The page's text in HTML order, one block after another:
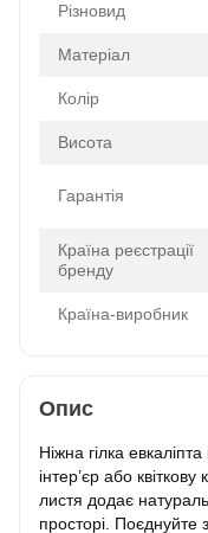
Різновид
Матеріал
Колір
Висота
Гарантія
Країна реєстрації
бренду
Країна-виробник
Опис
Ніжна гілка
інтер’єр або
листя додає
просторі.